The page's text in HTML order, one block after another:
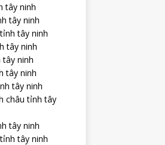
tây ninh
tây ninh
tây ninh
tây ninh
ninh
tây ninh
tây ninh
châu tỉnh tây
tây ninh
tây ninh